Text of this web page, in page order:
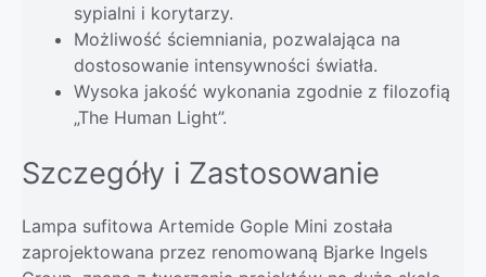
sypialni i korytarzy.
Możliwość ściemniania, pozwalająca na
dostosowanie intensywności światła.
Wysoka jakość wykonania zgodnie z filozofią
„The Human Light”.
Szczegóły i Zastosowanie
Lampa sufitowa Artemide Gople Mini została
zaprojektowana przez renomowaną Bjarke Ingels